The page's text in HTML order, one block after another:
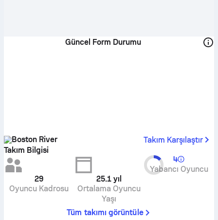
Güncel Form Durumu
Boston River
Takım Karşılaştır
Takım Bilgisi
29
Oyuncu Kadrosu
25.1 yıl
Ortalama Oyuncu
Yaşı
4
Yabancı Oyuncu
Tüm takımı görüntüle